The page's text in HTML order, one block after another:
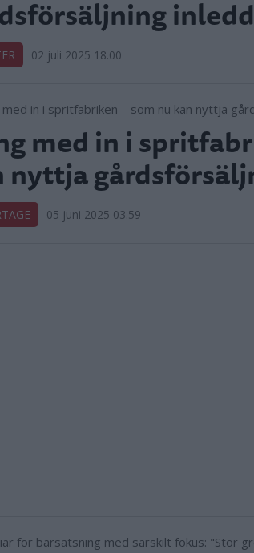
02 juli 2025 18.00
med in i
nyttja
05 juni 2025 03.59